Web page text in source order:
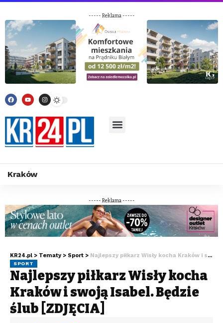
----- Reklama -----
Kraków
----- Reklama -----
KR24.pl > Tematy > Sport > Najlepszy piłkarz Wisły kocha Kraków i swoją Isabel. Będzie ślub [ZDJĘCIA]
SPORT
Najlepszy piłkarz Wisły kocha
Kraków i swoją Isabel. Będzie
ślub [ZDJĘCIA]